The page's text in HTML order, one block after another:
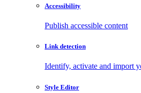
Accessibility
Publish accessible content
Link detection
Identify, activate and import
Style Editor